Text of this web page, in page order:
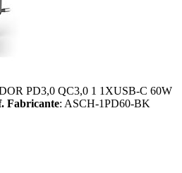
PD3,0 QC3,0 1 1XUSB-C 60W
Fabricante: ASCH-1PD60-BK